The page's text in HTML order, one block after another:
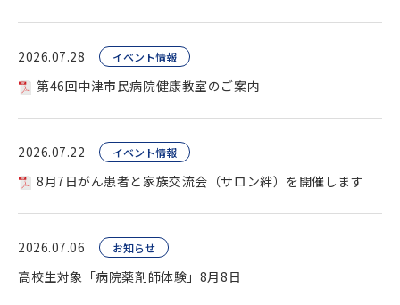
2026.07.28 イベント情報
第46回中津市民病院健康教室のご案内
2026.07.22 イベント情報
8月7日がん患者と家族交流会（サロン絆）を開催します
2026.07.06 お知らせ
高校生対象「病院薬剤師体験」8月8日